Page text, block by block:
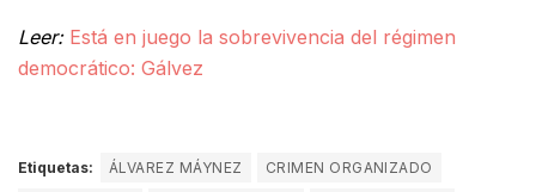
Leer: Está en juego la sobrevivencia del régimen
democrático: Gálvez
Etiquetas: ÁLVAREZ MÁYNEZ
CRIMEN ORGANIZADO